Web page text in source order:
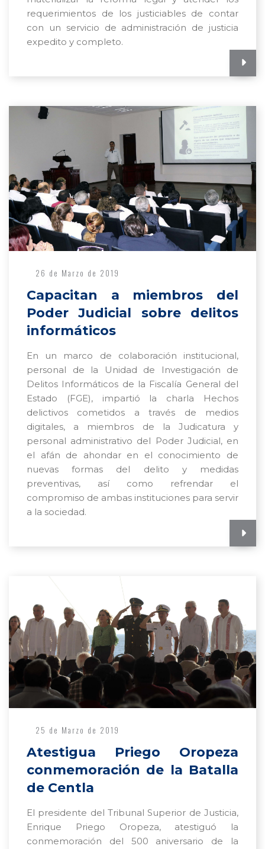
requerimientos de los justiciables de contar
con un servicio de administración de justicia
expedito y completo.
26 de Marzo de 2019
Capacitan a miembros del
Poder Judicial sobre delitos
informáticos
En un marco de colaboración institucional,
personal de la Unidad de Investigación de
Delitos Informáticos de la Fiscalía General del
Estado (FGE), impartió la charla Hechos
delictivos cometidos a través de medios
digitales, a miembros de la Judicatura y
personal administrativo del Poder Judicial, en
el afán de ahondar en el conocimiento de
nuevas formas del delito y medidas
preventivas, así como refrendar el
compromiso de ambas instituciones para servir
a la sociedad.
25 de Marzo de 2019
Atestigua Priego Oropeza
conmemoración de la Batalla
de Centla
El presidente del Tribunal Superior de Justicia,
Enrique Priego Oropeza, atestiguó la
conmemoración del 500 aniversario de la